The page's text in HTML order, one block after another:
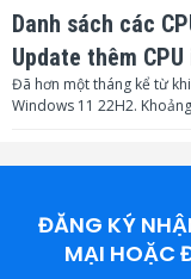
Danh sách các
Update thêm
Đã hơn một tháng kể từ
Windows 11 22H2.
ĐĂNG KÝ
MẠI HOẶC